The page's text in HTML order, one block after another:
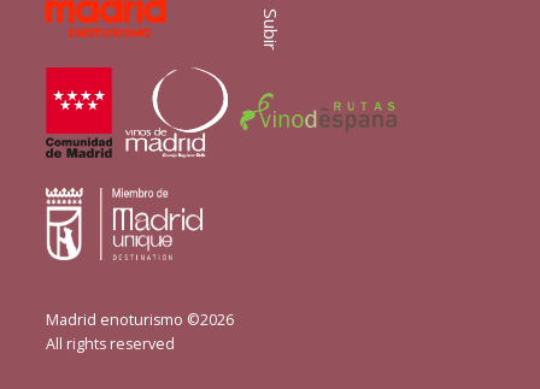
Madrid enoturismo ©2026
All rights reserved
Subir